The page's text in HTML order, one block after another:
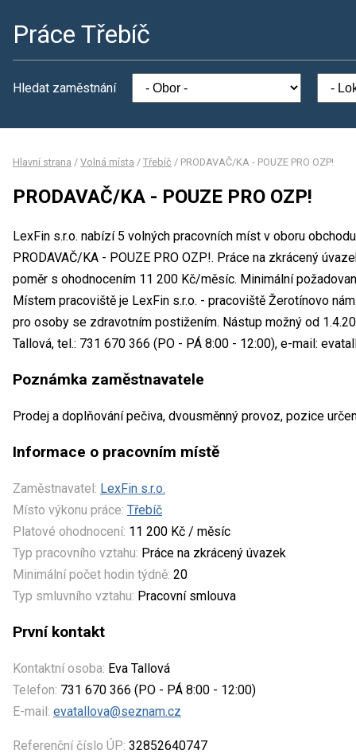
Práce Třebíč
Hledat zaměstnání
Hlavní strana / Volná místa / Třebíč / PRODAVAČ/KA - POUZE PRO OZP!
PRODAVAČ/KA - POUZE PRO OZP!
LexFin s.r.o. nabízí 5 volných pracovních míst v oboru
PRODAVAČ/KA - POUZE PRO OZP!. Práce na zkrácený
poměr s ohodnocením 11 200 Kč/měsíc. Minimální
Místem pracoviště je LexFin s.r.o. - pracoviště Žerotínovo
pro osoby se zdravotním postižením. Nástup možný od
Tallová, tel.: 731 670 366 (PO - PÁ 8:00 - 12:00), e-mail:
Poznámka zaměstnavatele
Prodej a doplňování pečiva, dvousměnný provoz, pozice
Informace o pracovním místě
Zaměstnavatel: LexFin s.r.o.
Místo výkonu práce: Třebíč
Platové ohodnocení: 11 200 Kč / měsíc
Typ pracovního vztahu: Práce na zkrácený úvazek
Minimální počet hodin týdně: 20
Typ smluvního vztahu: Pracovní smlouva
První kontakt
Kontaktní osoba: Eva Tallová
Telefon: 731 670 366 (PO - PÁ 8:00 - 12:00)
E-mail: evatallova@seznam.cz
Referenční číslo ÚP: 32852640747